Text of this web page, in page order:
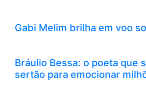
Gabi Melim brilha em voo
Bráulio Bessa: o poeta que
sertão para emocionar